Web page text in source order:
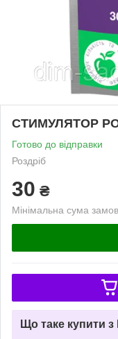
СТИМУЛЯТОР
Готово до відправки
Роздріб
30 ₴
Мінімальна сума
Що таке купити